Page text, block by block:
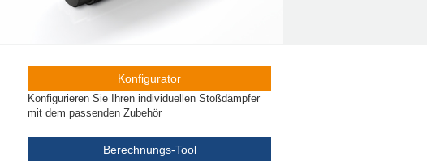
Konfigurator
Konfigurieren Sie Ihren individuellen Stoßdämpfer
mit dem passenden Zubehör
Berechnungs-Tool